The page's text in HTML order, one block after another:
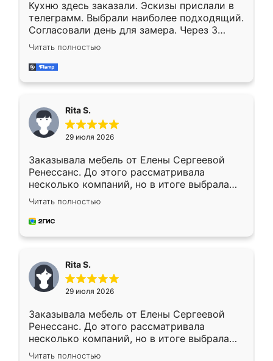
Кухню здесь заказали. Эскизы прислали в
телеграмм. Выбрали наиболее подходящий.
Согласовали день для замера. Через 3
недели кухня была уже готова. Остались
довольны работой. Спасибо Ренессанс
мебель за качественную работу!
Читать полностью
Rita S.
29 июля 2026
Заказывала мебель от Елены Сергеевой
Ренессанс. До этого рассматривала
несколько компаний, но в итоге выбрала
эту. Сначала обговорили условия, потом
приехал замерщик, всё спокойно объяснил
и снял размеры. Изготовили в срок, с
каких-либо доработок. Качеством осталась
довольна, все выглядит так, как и ожидала.
Читать полностью
Rita S.
29 июля 2026
Заказывала мебель от Елены Сергеевой
Ренессанс. До этого рассматривала
несколько компаний, но в итоге выбрала
эту. Сначала обговорили условия, потом
Читать полностью